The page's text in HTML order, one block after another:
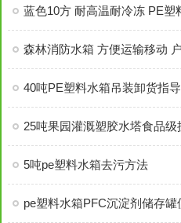
40吨PE塑料水箱吊装卸货指导
5吨pe塑料水箱去污方法